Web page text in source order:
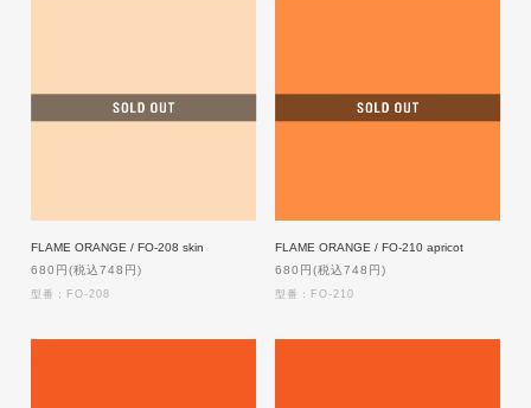
FLAME ORANGE / FO-208 skin
680円(税込748円)
型番：FO-208
FLAME ORANGE / FO-210 apricot
680円(税込748円)
型番：FO-210